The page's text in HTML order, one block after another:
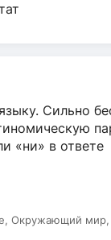
Сильно
«ни» в ответе
Окружающий